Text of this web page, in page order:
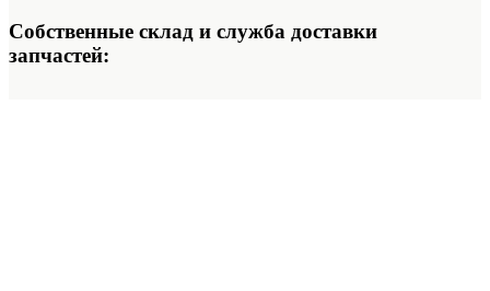
Собственные склад и служба доставки
запчастей: